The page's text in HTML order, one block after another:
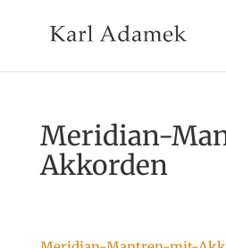
Meridian-
Akkorden